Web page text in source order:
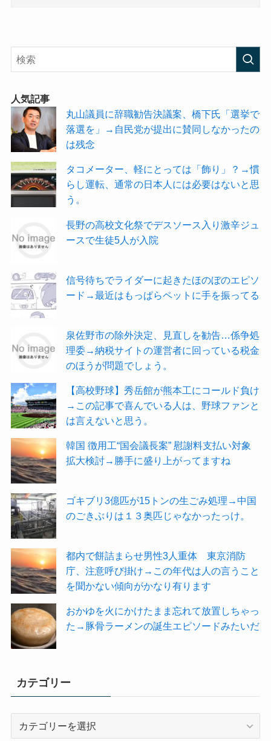
人気記事
丸山議員に辞職勧告決議案、橋下氏「選挙で
落選を」→自民党が提出に賛同しなかったの
は残念
タコメーター、軽にとっては「飾り」？→慣
らし運転、通常の日本人には必要はないと思
う。
長野の高校文化祭でデスソース入り激辛ジュ
ースで生徒5人が入院
信号待ちでライダーに起きたほのぼのエピソ
ード→最近はもっぱらペットに手を振ってる
泉佐野市の除外決定、見直しを勧告…係争処
理委→納税サイトの運営者に回っている税金
のほうが問題でしょう。
【高校野球】秀岳館が熊本工にコールド負け
→この記事で喜んでいる人は、野球ファンと
は言えないと思う。
韓国 徴用工“国会議長案” 慰謝料支払い対象
拡大検討→勝手に盛り上がってますね
ゴキブリ3億匹が15トンの生ごみ処理→中国
のごきぶりは１３奥匹じゃなかったっけ。
都内で餅詰まらせ男性3人重体 東京消防
庁、注意呼び掛け→この年代は人の言うこと
を聞かない傾向がかなり有ります
おかゆを火にかけたまま忘れて放置しちゃっ
た→豚骨ラーメンの誕生エピソードみたいだ
カテゴリー